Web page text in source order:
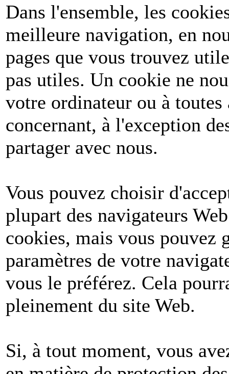
Dans l'ensemble, les
meilleure navigation, en
pages que vous trouvez
pas utiles. Un cookie ne
votre ordinateur ou à
concernant, à l'exception
partager avec nous.
Vous pouvez choisir
plupart des navigateurs
cookies, mais vous pouvez
paramètres de votre
vous le préférez. Cela
pleinement du site Web.
Si, à tout moment, vous